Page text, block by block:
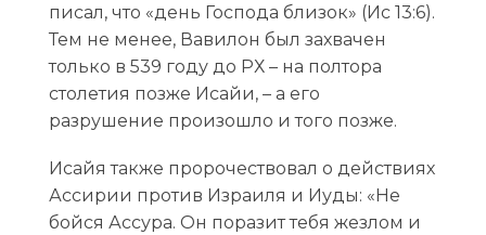
писал, что «день Господа близок» (Ис 13:6).
Тем не менее, Вавилон был захвачен
только в 539 году до РХ – на полтора
столетия позже Исайи, – а его
разрушение произошло и того позже.
Исайя также пророчествовал о действиях
Ассирии против Израиля и Иуды: «Не
бойся Ассура. Он поразит тебя жезлом и